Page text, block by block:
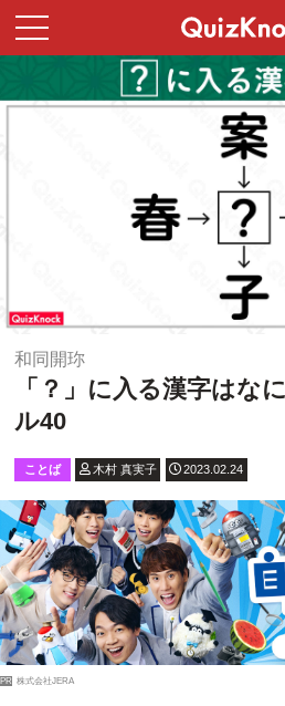
和同開珎
「？」に入る漢字はな
ル40
ことば 木村 真実子 2023.02.24
PR 株式会社JERA